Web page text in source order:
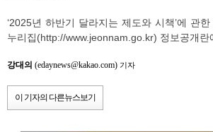
‘2025년 하반기 달라지는 제도와 시책’에 관
누리집(http://www.jeonnam.go.kr) 정보공개란
강대의 (edaynews@kakao.com) 기자
이 기자의 다른뉴스보기